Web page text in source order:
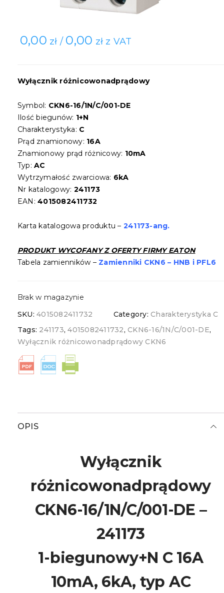
0,00 zł / 0,00 zł z VAT
Wyłącznik różnicowonadprądowy
Symbol: CKN6-16/1N/C/001-DE
Ilość biegunów: 1+N
Charakterystyka: C
Prąd znamionowy: 16A
Znamionowy prąd różnicowy: 10mA
Typ:AC
Wytrzymałość zwarciowa: 6kA
Nr katalogowy: 241173
EAN:4015082411732
Karta katalogowa produktu – 241173-ang.
PRODUKT WYCOFANYZ OFERTY FIRMY EATON
Tabela zamienników – Zamienniki CKN6 – HNB i PFL6
Brak w magazynie
SKU:4015082411732 Category:Charakterystyka C
Tags: 241173,4015082411732,CKN6-16/1N/C/001-DE,
Wyłącznik różnicowonadprądowy CKN6
OPIS
Wyłącznik
różnicowonadprądowy
CKN6-16/1N/C/001-DE –
241173
1-biegunowy+N C 16A
10mA, 6kA, typ AC